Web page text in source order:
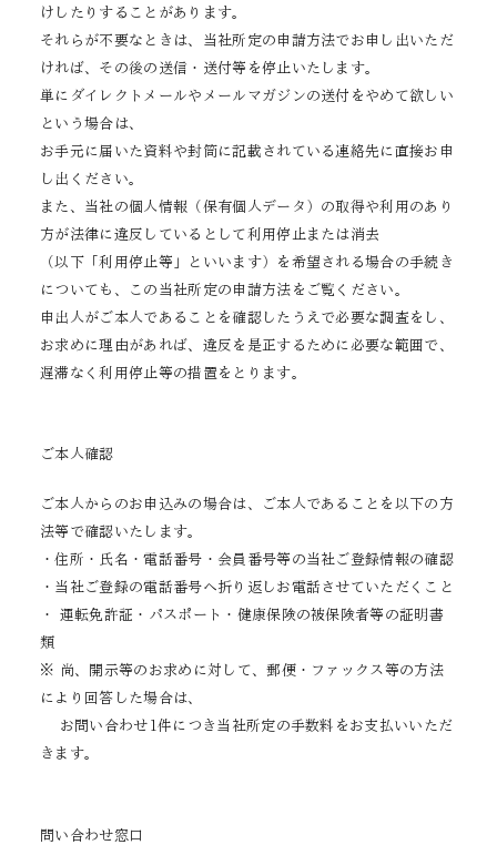
けしたりすることがあります。
それらが不要なときは、当社所定の申請方法でお申し出いただ
ければ、その後の送信・送付等を停止いたします。
単にダイレクトメールやメールマガジンの送付をやめて欲しい
という場合は、
お手元に届いた資料や封筒に記載されている連絡先に直接お申
し出ください。
また、当社の個人情報（保有個人データ）の取得や利用のあり
方が法律に違反しているとして利用停止または消去
（以下「利用停止等」といいます）を希望される場合の手続き
についても、この当社所定の申請方法をご覧ください。
申出人がご本人であることを確認したうえで必要な調査をし、
お求めに理由があれば、違反を是正するために必要な範囲で、
遅滞なく利用停止等の措置をとります。
ご本人確認
ご本人からのお申込みの場合は、ご本人であることを以下の方
法等で確認いたします。
・住所・氏名・電話番号・会員番号等の当社ご登録情報の確認
・当社ご登録の電話番号へ折り返しお電話させていただくこと
・ 運転免許証・パスポート・健康保険の被保険者等の証明書
類
※ 尚、開示等のお求めに対して、郵便・ファックス等の方法
により回答した場合は、
お問い合わせ1件につき当社所定の手数料をお支払いいただ
きます。
問い合わせ窓口